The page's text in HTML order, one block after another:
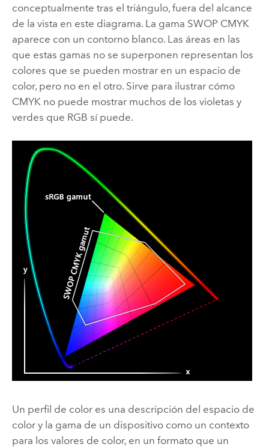
conceptualmente tras el triángulo, fuera del alcance
de la vista en este diagrama. La gama SWOP CMYK
aparece con un contorno blanco. Las áreas en las
que estas gamas no se superponen representan los
colores que se pueden mostrar en un espacio de
color, pero no en el otro. Sirve para ilustrar cómo
CMYK no puede mostrar muchos de los violetas y
verdes que RGB sí puede.
Un perfil de color es una descripción del espacio de
color y la gama de un dispositivo como un contexto
para los valores de color, en un formato que un